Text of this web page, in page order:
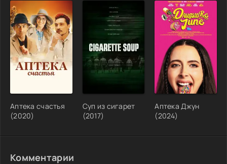
Аптека счастья
(2020)
Суп из сигарет
(2017)
Аптека Джун
(2024)
Комментарии